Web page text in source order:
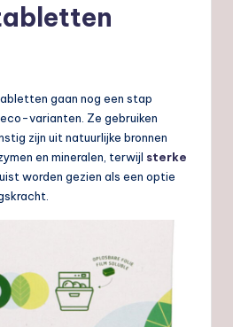
gaan nog een stap
varianten. Ze gebruiken
zijn uit natuurlijke bronnen
en mineralen, terwijl sterke
worden gezien als een optie